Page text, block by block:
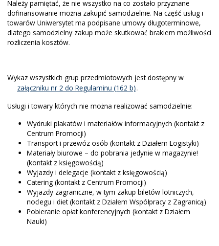
Należy pamiętać, że nie wszystko na co zostało przyznane
dofinansowanie można zakupić samodzielnie. Na część usług i
towarów Uniwersytet ma podpisane umowy długoterminowe,
dlatego samodzielny zakup może skutkować brakiem możliwości
rozliczenia kosztów.
Wykaz wszystkich grup przedmiotowych jest dostępny w
załączniku nr 2 do Regulaminu
.
Usługi i towary których nie można realizować samodzielnie:
Wydruki plakatów i materiałów informacyjnych (kontakt z
Centrum Promocji)
Transport i przewóz osób (kontakt z Działem Logistyki)
Materiały biurowe – do pobrania jedynie w magazynie!
(kontakt z księgowością)
Wyjazdy i delegacje (kontakt z księgowością)
Catering (kontakt z Centrum Promocji)
Wyjazdy zagraniczne, w tym zakup biletów lotniczych,
noclegu i diet (kontakt z Działem Współpracy z Zagranicą)
Pobieranie opłat konferencyjnych (kontakt z Działem
Nauki)